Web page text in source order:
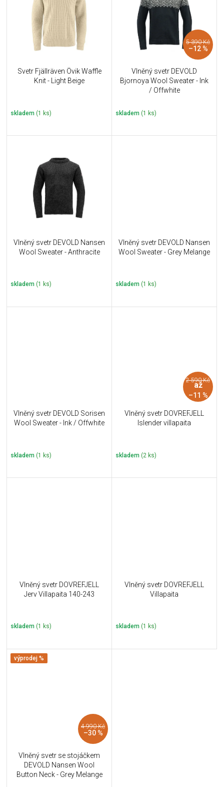
Svetr Fjällräven Övik Waffle
Knit - Light Beige
skladem (1 ks)
5 390 Kč
–12 %
Vlněný svetr DEVOLD
Bjornoya Wool Sweater - Ink
/ Offwhite
skladem (1 ks)
Vlněný svetr DEVOLD Nansen
Wool Sweater - Anthracite
skladem (1 ks)
Vlněný svetr DEVOLD Nansen
Wool Sweater - Grey Melange
skladem (1 ks)
Vlněný svetr DEVOLD Sorisen
Wool Sweater - Ink / Offwhite
skladem (1 ks)
2 590 Kč
až
–11 %
Vlněný svetr DOVREFJELL
Islender villapaita
skladem (2 ks)
Vlněný svetr DOVREFJELL
Jerv Villapaita 140-243
skladem (1 ks)
Vlněný svetr DOVREFJELL
Villapaita
skladem (1 ks)
výprodej %
4 990 Kč
–30 %
Vlněný svetr se stojáčkem
DEVOLD Nansen Wool
Button Neck - Grey Melange